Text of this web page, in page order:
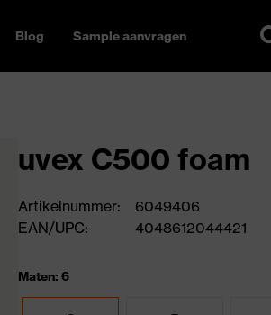
Blog Sample aanvragen
uvex C500 foam
Artikelnummer:
6049406
EAN/UPC:
4048612044421
Maten: 6